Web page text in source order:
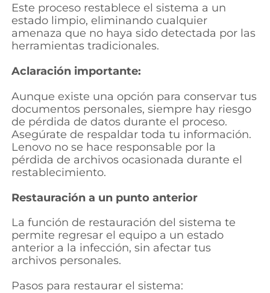
Este proceso restablece el sistema a un
estado limpio, eliminando cualquier
amenaza que no haya sido detectada por las
herramientas tradicionales.
Aclaración importante:
Aunque existe una opción para conservar tus
documentos personales, siempre hay riesgo
de pérdida de datos durante el proceso.
Asegúrate de respaldar toda tu información.
Lenovo no se hace responsable por la
pérdida de archivos ocasionada durante el
restablecimiento.
Restauración a un punto anterior
La función de restauración del sistema te
permite regresar el equipo a un estado
anterior a la infección, sin afectar tus
archivos personales.
Pasos para restaurar el sistema: